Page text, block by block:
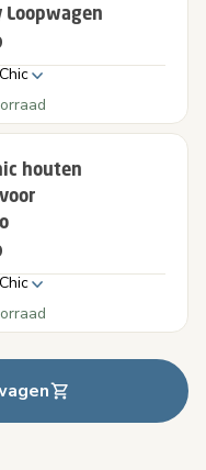
houten